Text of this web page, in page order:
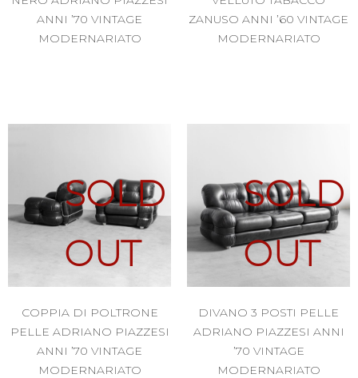
ANNI ’70 VINTAGE
MODERNARIATO
ZANUSO ANNI ’60 VINTAGE
MODERNARIATO
SOLD
OUT
COPPIA DI POLTRONE
PELLE ADRIANO PIAZZESI
ANNI ’70 VINTAGE
MODERNARIATO
SOLD
OUT
DIVANO 3 POSTI PELLE
ADRIANO PIAZZESI ANNI
’70 VINTAGE
MODERNARIATO